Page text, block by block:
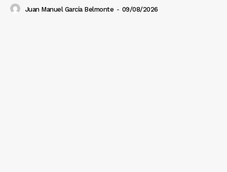
Juan Manuel García Belmonte - 09/08/2026